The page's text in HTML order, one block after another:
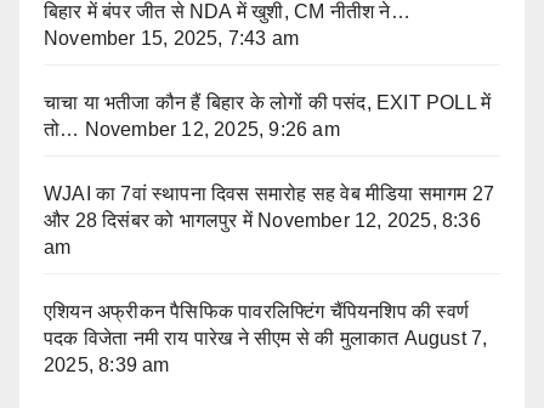
बिहार में बंपर जीत से NDA में खुशी, CM नीतीश ने…
November 15, 2025, 7:43 am
चाचा या भतीजा कौन हैं बिहार के लोगों की पसंद, EXIT POLL में
तो… November 12, 2025, 9:26 am
WJAI का 7वां स्थापना दिवस समारोह सह वेब मीडिया समागम 27
और 28 दिसंबर को भागलपुर में November 12, 2025, 8:36
am
एशियन अफ्रीकन पैसिफिक पावरलिफ्टिंग चैंपियनशिप की स्वर्ण
पदक विजेता नमी राय पारेख ने सीएम से की मुलाकात August 7,
2025, 8:39 am